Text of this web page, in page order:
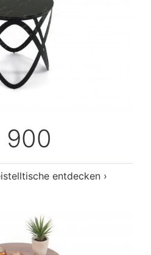
900
entdecken ›